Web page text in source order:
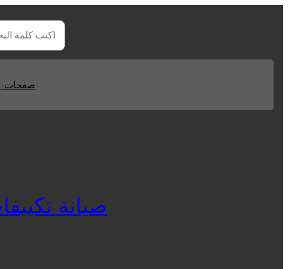
صفحات
صيانة تكييفات